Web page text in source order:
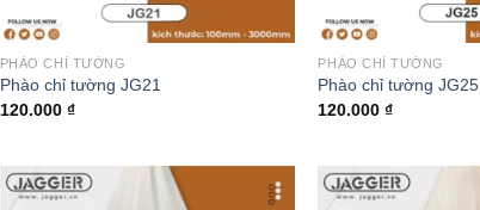
PHÀO CHỈ TƯỜNG
Phào chỉ tường JG21
120.000 ₫
PHÀO CHỈ TƯỜNG
Phào chỉ tường JG25
120.000₫